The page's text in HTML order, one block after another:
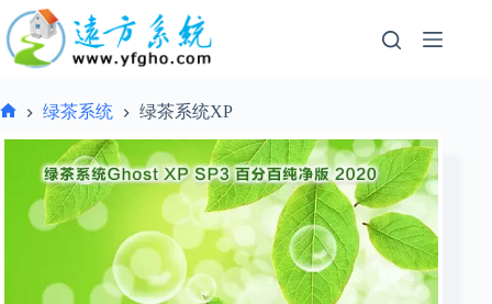
过
内
绿茶系统 绿茶系统XP